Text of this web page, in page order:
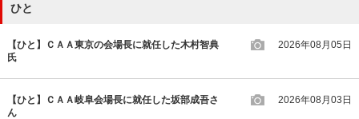
ひと
【ひと】ＣＡＡ東京の会場長に就任した木村智典
氏
2026年08月05日
【ひと】ＣＡＡ岐阜会場長に就任した坂部成吾さ
ん
2026年08月03日